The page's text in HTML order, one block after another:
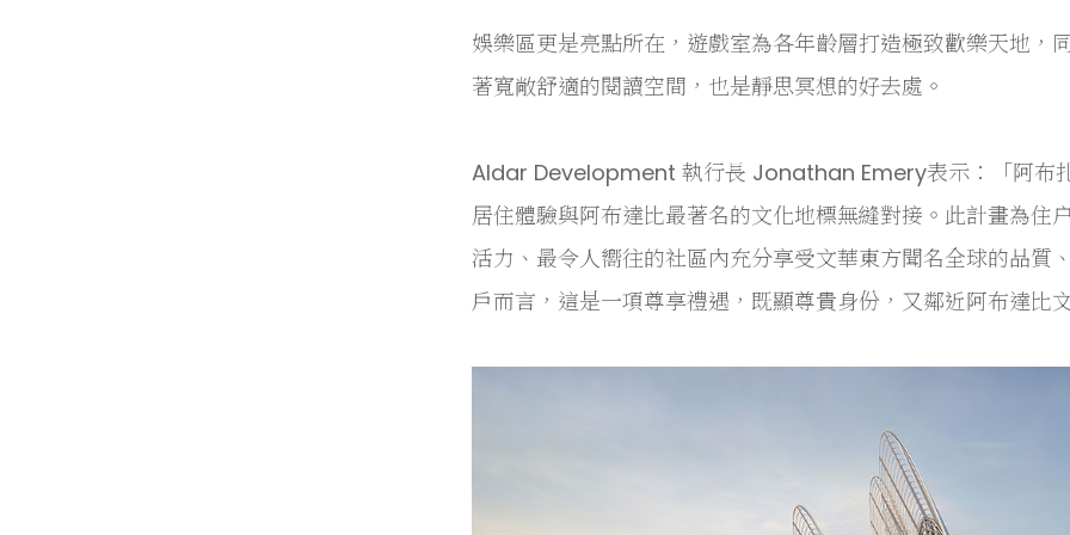
娛樂區更是亮點所在，遊戲室為各年齡層打造極致歡樂天地，
著寬敞舒適的閱讀空間，也是靜思冥想的好去處。
Aldar Development 執行長 Jonathan Emery表示：「阿布
居住體驗與阿布達比最著名的文化地標無縫對接。此計畫為住
活力、最令人嚮往的社區內充分享受文華東方聞名全球的品
戶而言，這是一項尊享禮遇，既顯尊貴身份，又鄰近阿布達比